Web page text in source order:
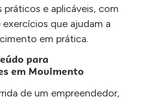
e aplicáveis, com
exercícios que ajudam a
em prática.
para
em Movimento
de um empreendedor,